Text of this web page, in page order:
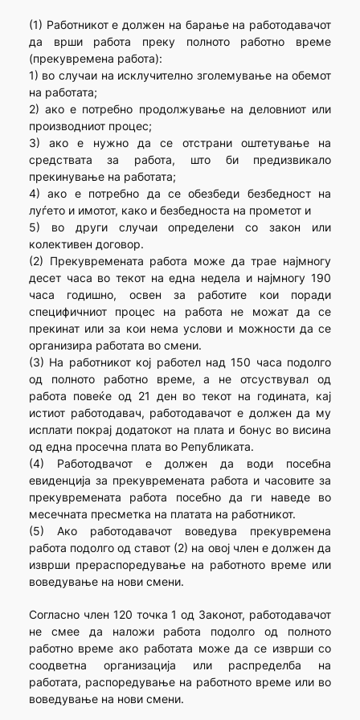
(1) Работникот е должен на барање на работодавачот
да врши работа преку полното работно време
(прекувремена работа):
1) во случаи на исклучително зголемување на обемот
на работата;
2) ако е потребно продолжување на деловниот или
производниот процес;
3) ако е нужно да се отстрани оштетување на
средствата за работа, што би предизвикало
прекинување на работата;
4) ако е потребно да се обезбеди безбедност на
луѓето и имотот, како и безбедноста на прометот и
5) во други случаи определени со закон или
колективен договор.
(2) Прекувремената работа може да трае најмногу
десет часа во текот на една недела и најмногу 190
часа годишно, освен за работите кои поради
специфичниот процес на работа не можат да се
прекинат или за кои нема услови и можности да се
организира работата во смени.
(3) На работникот кој работел над 150 часа подолго
од полното работно време, а не отсуствувал од
работа повеќе од 21 ден во текот на годината, кај
истиот работодавач, работодавачот е должен да му
исплати покрај додатокот на плата и бонус во висина
од една просечна плата во Републиката.
(4) Работодвачот е должен да води посебна
евиденција за прекувремената работа и часовите за
прекувремената работа посебно да ги наведе во
месечната пресметка на платата на работникот.
(5) Ако работодавачот воведува прекувремена
работа подолго од ставот (2) на овој член е должен да
изврши прераспоредување на работното време или
воведување на нови смени.
Согласно член 120 точка 1 од Законот, работодавачот
не смее да наложи работа подолго од полното
работно време ако работата може да се изврши со
соодветна организација или распределба на
работата, распоредување на работното време или во
воведување на нови смени.